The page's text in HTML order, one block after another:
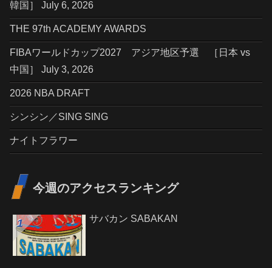
韓国］ July 6, 2026
THE 97th ACADEMY AWARDS
FIBAワールドカップ2027 アジア地区予選 ［日本 vs
中国］ July 3, 2026
2026 NBA DRAFT
シンシン／SING SING
ナイトフラワー
今週のアクセスランキング
サバカン SABAKAN